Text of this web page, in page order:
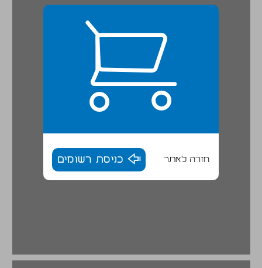
חזרה לאתר כניסת רשומים